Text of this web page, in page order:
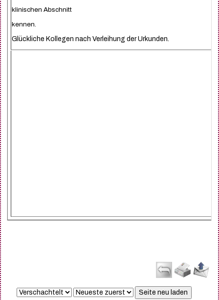
klinischen Abschnitt
kennen.
Glückliche Kollegen nach Verleihung der Urkunden.